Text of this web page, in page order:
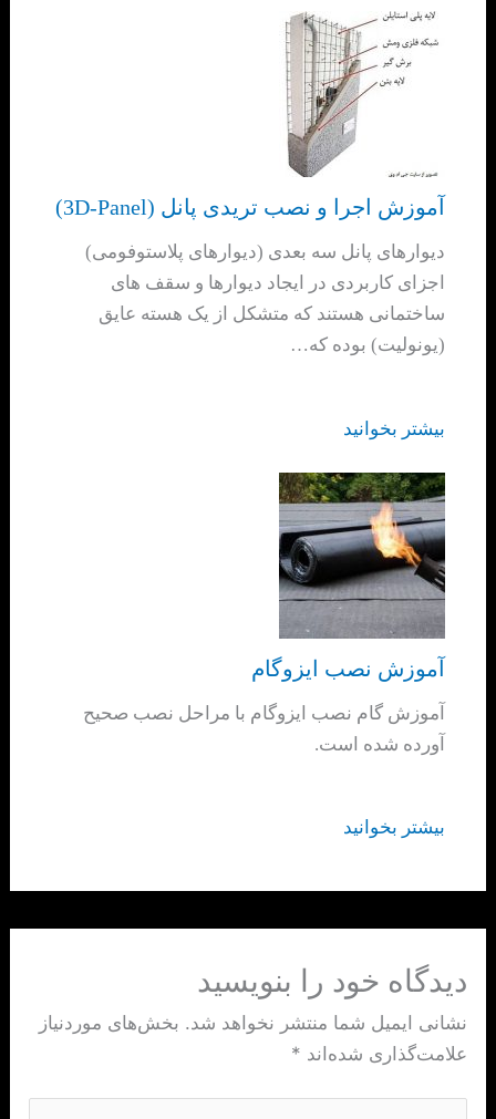
آموزش اجرا و نصب تریدی پانل (3D-Panel)
دیوارهای پانل سه بعدی (دیوارهای پلاستوفومی)
اجزای کاربردی در ایجاد دیوارها و سقف های
ساختمانی هستند که متشکل از یک هسته عایق
(یونولیت) بوده که…
بیشتر بخوانید
آموزش نصب ایزوگام
آموزش گام نصب ایزوگام با مراحل نصب صحیح
آورده شده است.
بیشتر بخوانید
دیدگاه‌ خود را بنویسید
نشانی ایمیل شما منتشر نخواهد شد. بخش‌های موردنیاز
علامت‌گذاری شده‌اند *